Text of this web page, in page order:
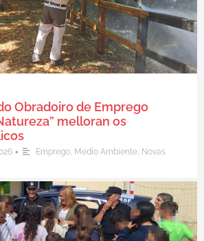
Obradoiro de Emprego
melloran os
• Emprego, Medio Ambiente, Novas